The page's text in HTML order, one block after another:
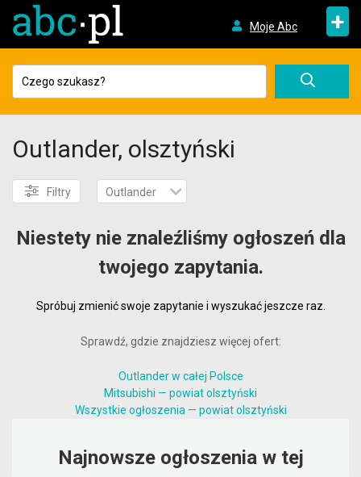
Moje Abc +
Outlander, olsztyński
Filtry Outlander
Niestety nie znaleźliśmy ogłoszeń dla
twojego zapytania.
Spróbuj zmienić swoje zapytanie i wyszukać jeszcze raz.
Sprawdź, gdzie znajdziesz więcej ofert:
Outlander w całej Polsce
Mitsubishi — powiat olsztyński
Wszystkie ogłoszenia — powiat olsztyński
Najnowsze ogłoszenia w tej